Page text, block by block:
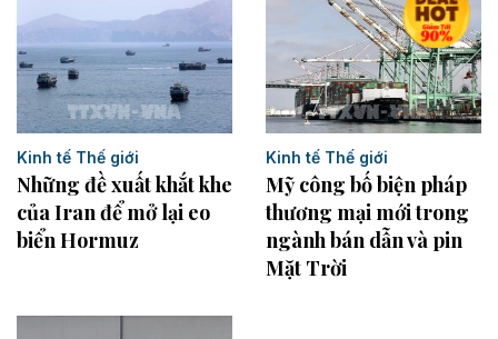
Kinh tế Thế giới
Những đề xuất khắt khe
của Iran để mở lại eo
biển Hormuz
Kinh tế Thế giới
Mỹ công bố biện pháp
thương mại mới trong
ngành bán dẫn và pin
Mặt Trời